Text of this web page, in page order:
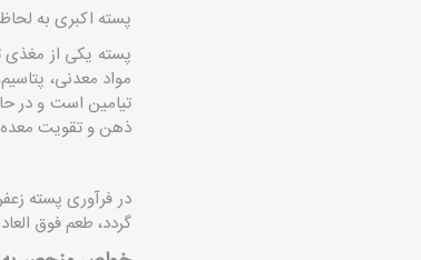
پسته اکبری به
پسته یکی از مغذی
مواد معدنی،
تیامین است و در
ذهن و تقویت
در فرآوری پسته
گردد، طعم فوق